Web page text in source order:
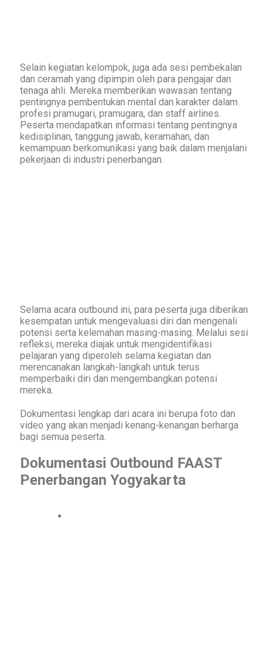
Selain kegiatan kelompok, juga ada sesi pembekalan
dan ceramah yang dipimpin oleh para pengajar dan
tenaga ahli. Mereka memberikan wawasan tentang
pentingnya pembentukan mental dan karakter dalam
profesi pramugari, pramugara, dan staff airlines.
Peserta mendapatkan informasi tentang pentingnya
kedisiplinan, tanggung jawab, keramahan, dan
kemampuan berkomunikasi yang baik dalam menjalani
pekerjaan di industri penerbangan.
Selama acara outbound ini, para peserta juga diberikan
kesempatan untuk mengevaluasi diri dan mengenali
potensi serta kelemahan masing-masing. Melalui sesi
refleksi, mereka diajak untuk mengidentifikasi
pelajaran yang diperoleh selama kegiatan dan
merencanakan langkah-langkah untuk terus
memperbaiki diri dan mengembangkan potensi
mereka.
Dokumentasi lengkap dari acara ini berupa foto dan
video yang akan menjadi kenang-kenangan berharga
bagi semua peserta.
Dokumentasi Outbound FAAST
Penerbangan Yogyakarta